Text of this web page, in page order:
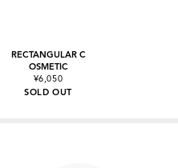
RECTANGULAR C
OSMETIC
¥6,050
SOLD OUT